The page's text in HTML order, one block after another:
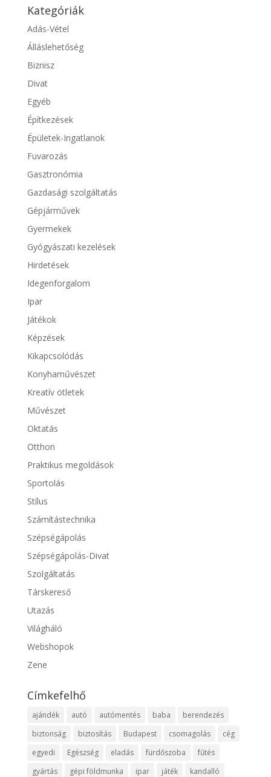
Kategóriák
Adás-Vétel
Álláslehetőség
Biznisz
Divat
Egyéb
Építkezések
Épületek-Ingatlanok
Fuvarozás
Gasztronómia
Gazdasági szolgáltatás
Gépjárművek
Gyermekek
Gyógyászati kezelések
Hirdetések
Idegenforgalom
Ipar
Játékok
Képzések
Kikapcsolódás
Konyhaművészet
Kreatív ötletek
Művészet
Oktatás
Otthon
Praktikus megoldások
Sportolás
Stílus
Számítástechnika
Szépségápolás
Szépségápolás-Divat
Szolgáltatás
Társkereső
Utazás
Világháló
Webshopok
Zene
Címkefelhő
ajándék autó autómentés baba
berendezés
biztonság
biztosítás Budapest csomagolás
cég
egyedi
Egészség eladás fürdőszoba
fűtés
gyártás
gépi földmunka ipar játék kandalló